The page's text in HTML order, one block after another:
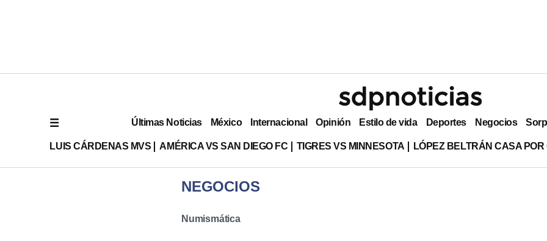
Últimas Noticias México Internacional Opinión Estilo de vida Deportes Negocios
LUIS CÁRDENAS MVS AMÉRICA VS SAN DIEGO FC TIGRES VS MINNESOTA LÓPEZ BELTRÁN CASA
NEGOCIOS
Numismática